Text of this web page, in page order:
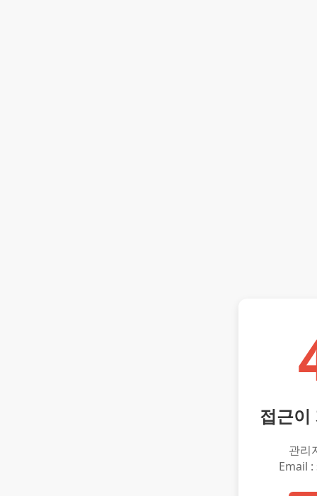
접근이
관리
Email